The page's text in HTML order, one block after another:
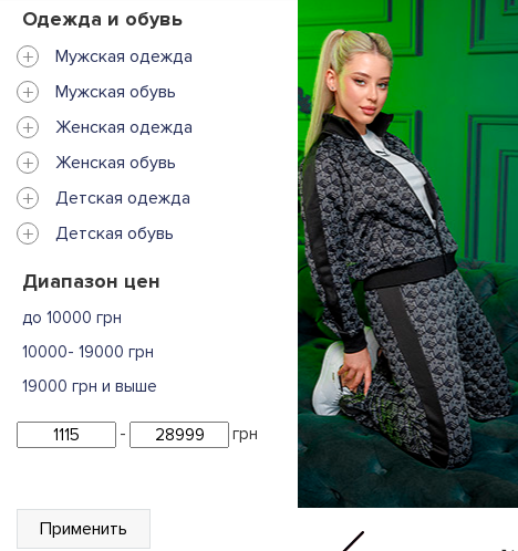
Одежда и обувь
+ Мужская одежда
+ Мужская обувь
+ Женская одежда
+ Женская обувь
+ Детская одежда
+ Детская обувь
Диапазон цен
до 10000 грн
10000- 19000 грн
19000 грн и выше
- грн
Применить